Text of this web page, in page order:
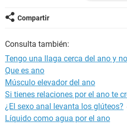
tambien tuvimos sexo oral.
mucho yo misma me rompi y se
preocupada. ¿Que hago para
Necesito ayuda o alguna idea de
porfavor, gracias.
Compartir
Consulta también:
Tengo una llaga cerca del ano y
Que es ano
Músculo elevador del ano
Si tienes relaciones por el ano te
¿El sexo anal levanta los glúteos?
Líquido como agua por el ano